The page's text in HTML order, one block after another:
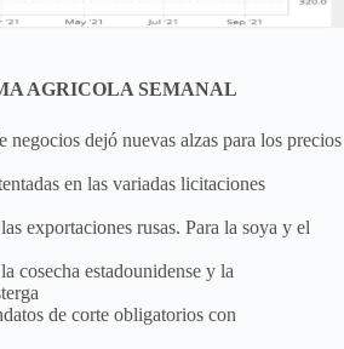
AGRICOLA SEMANAL
negocios dejó nuevas alzas para los precios
en las variadas licitaciones
exportaciones rusas. Para la soya y el
cosecha estadounidense y la
de corte obligatorios con